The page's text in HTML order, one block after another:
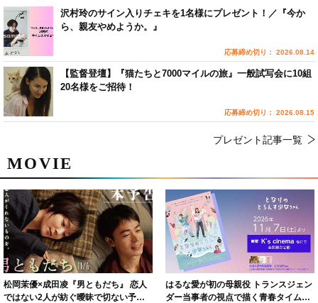
MOVIE
松岡茉優×成田凌『男ともだち』 恋人
ではない2人が紡ぐ曖昧で切ない予告
はるな愛が初の母親役 トランスジェン
ダー当事者の視点で描く青春タイムス
沢村玲のサイン入りチェキを1名様にプレゼント！／『今か
ら、親友やめようか。』
応募締め切り： 2026.08.14
【監督登壇】『猫たちと7000マイルの旅』一般試写会に10組
20名様をご招待！
応募締め切り： 2026.08.15
プレゼント記事一覧